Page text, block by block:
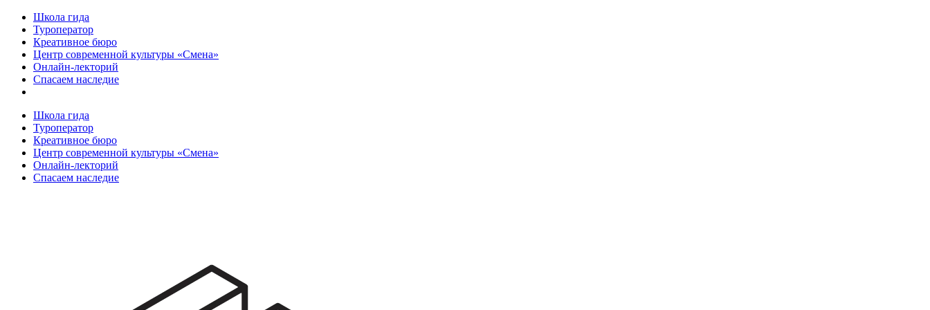
Школа гида
Туроператор
Креативное бюро
Центр современной культуры «Смена»
Онлайн-лекторий
Спасаем наследие
Школа гида
Туроператор
Креативное бюро
Центр современной культуры «Смена»
Онлайн-лекторий
Спасаем наследие